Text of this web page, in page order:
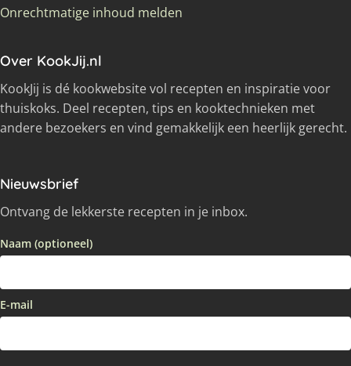
Onrechtmatige inhoud melden
Over KookJij.nl
KookJij is dé kookwebsite vol recepten en inspiratie voor
thuiskoks. Deel recepten, tips en kooktechnieken met
andere bezoekers en vind gemakkelijk een heerlijk gerecht.
Nieuwsbrief
Ontvang de lekkerste recepten in je inbox.
Naam (optioneel)
E-mail